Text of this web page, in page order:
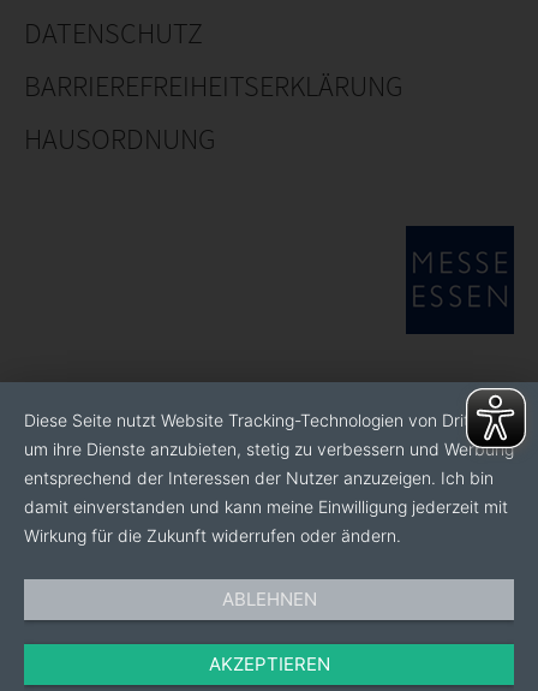
DATENSCHUTZ
BARRIEREFREIHEITSERKLÄRUNG
HAUSORDNUNG
Diese Seite nutzt Website Tracking-Technologien von Dritten,
um ihre Dienste anzubieten, stetig zu verbessern und Werbung
entsprechend der Interessen der Nutzer anzuzeigen. Ich bin
damit einverstanden und kann meine Einwilligung jederzeit mit
Wirkung für die Zukunft widerrufen oder ändern.
ABLEHNEN
AKZEPTIEREN